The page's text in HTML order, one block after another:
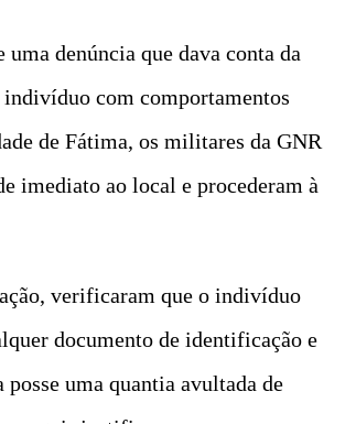
uma denúncia que dava conta da
indivíduo com comportamentos
de Fátima, os militares da GNR
imediato ao local e procederam à
verificaram que o indivíduo
documento de identificação e
posse uma quantia avultada de